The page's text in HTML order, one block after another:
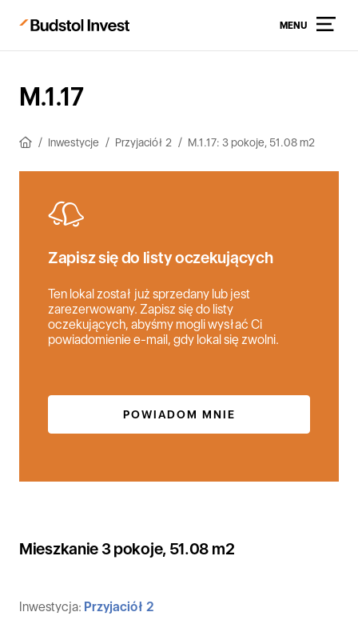
MENU
M.1.17
Inwestycje Przyjaciół 2 M.1.17: 3 pokoje, 51.08 m2
Zapisz się do listy oczekujących
Ten lokal został już sprzedany lub jest
zarezerwowany. Zapisz się do listy
oczekujących, abyśmy mogli wysłać Ci
powiadomienie e-mail, gdy lokal się zwolni.
POWIADOM MNIE
Mieszkanie 3 pokoje, 51.08 m2
Inwestycja: Przyjaciół 2